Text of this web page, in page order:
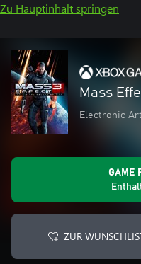
Zu Hauptinhalt springen
Mass
Electronic
GAME
ZUR